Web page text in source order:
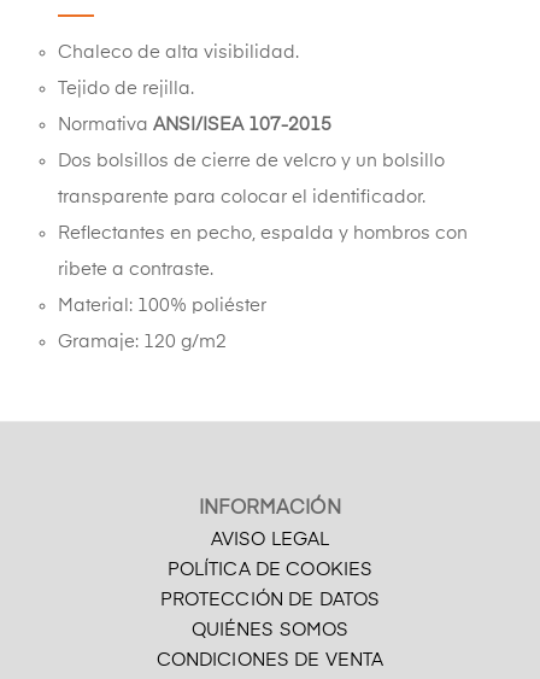
Chaleco de alta visibilidad.
Tejido de rejilla.
Normativa ANSI/ISEA 107-2015
Dos bolsillos de cierre de velcro y un bolsillo
transparente para colocar el identificador.
Reflectantes en pecho, espalda y hombros con
ribete a contraste.
Material: 100% poliéster
Gramaje: 120 g/m2
INFORMACIÓN
AVISO LEGAL
POLÍTICA DE COOKIES
PROTECCIÓN DE DATOS
QUIÉNES SOMOS
CONDICIONES DE VENTA